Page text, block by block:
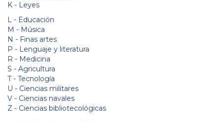
K - Leyes
L - Educación
M - Música
N - Finas artes
P - Lenguaje y literatura
R - Medicina
S - Agricultura
T - Tecnología
U - Ciencias militares
V - Ciencias navales
Z - Ciencias bibliotecológicas